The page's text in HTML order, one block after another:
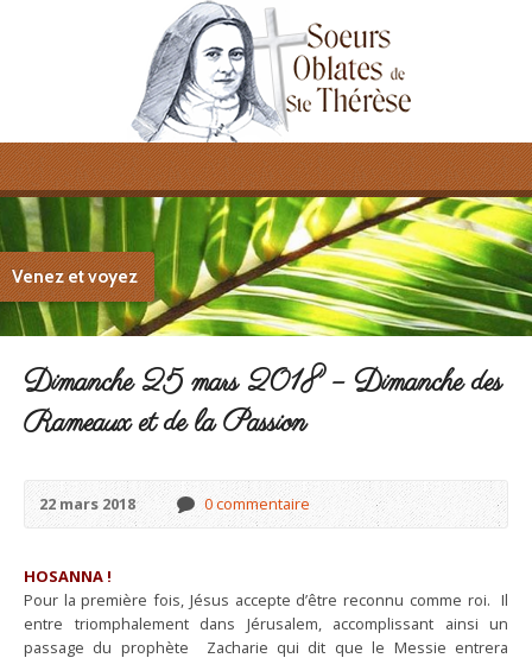
Venez et voyez
Dimanche 25 mars 2018 – Dimanche des
Rameaux et de la Passion
22 mars 2018 0 commentaire
HOSANNA !
Pour la première fois, Jésus accepte d’être reconnu comme roi. Il
entre triomphalement dans Jérusalem, accomplissant ainsi un
passage du prophète Zacharie qui dit que le Messie entrera